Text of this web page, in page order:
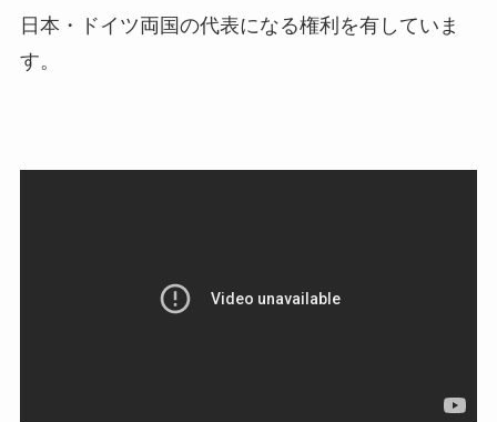
日本・ドイツ両国の代表になる権利を有していま
す。